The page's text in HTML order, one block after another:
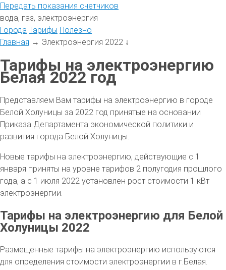
Передать показания счетчиков
вода, газ, электроэнергия
Города Тарифы Полезно
Главная → Электроэнергия 2022 ↓
Тарифы на электроэнергию
Белая 2022 год
Представляем Вам тарифы на электроэнергию в городе
Белой Холуницы за 2022 год принятые на основании
Приказа Департамента экономической политики и
развития города Белой Холуницы.
Новые тарифы на электроэнергию, действующие с 1
января приняты на уровне тарифов 2 полугодия прошлого
года, а с 1 июля 2022 установлен рост стоимости 1 кВт
электроэнергии.
Тарифы на электроэнергию для Белой
Холуницы 2022
Размещенные тарифы на электроэнергию используются
для определения стоимости электроэнергии в г.Белая.